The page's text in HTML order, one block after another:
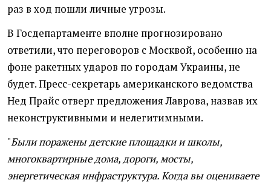
раз в ход пошли личные угрозы.
В Госдепартаменте вполне прогнозировано
ответили, что переговоров с Москвой, особенно на
фоне ракетных ударов по городам Украины, не
будет. Пресс-секретарь американского ведомства
Нед Прайс отверг предложения Лаврова, назвав их
неконструктивными и нелегитимными.
"Были поражены детские площадки и школы,
многоквартирные дома, дороги, мосты,
энергетическая инфраструктура. Когда вы оцениваете